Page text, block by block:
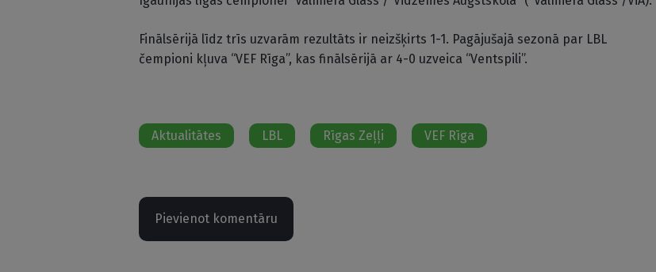
Finālsērijā līdz trīs uzvarām rezultāts ir neizšķirts 1-1. Pagājušajā sezonā par LBL
čempioni kļuva “VEF Rīga”, kas finālsērijā ar 4-0 uzveica “Ventspili”.
Aktualitātes LBL Rīgas Zeļļi VEF Rīga
Pievienot komentāru